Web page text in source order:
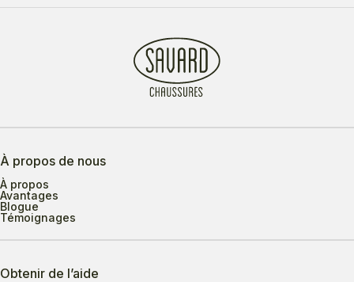
À propos de nous
À propos
Avantages
Blogue
Témoignages
Obtenir de l’aide